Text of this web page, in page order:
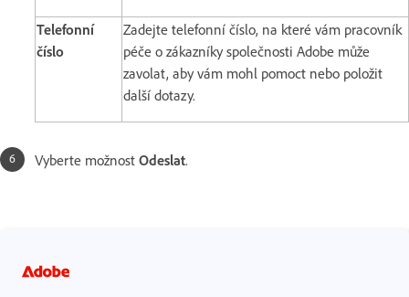
Telefonní
číslo
Zadejte telefonní číslo, na které vám pracovník
péče o zákazníky společnosti Adobe může
zavolat, aby vám mohl pomoct nebo položit
další dotazy.
Vyberte možnost Odeslat.